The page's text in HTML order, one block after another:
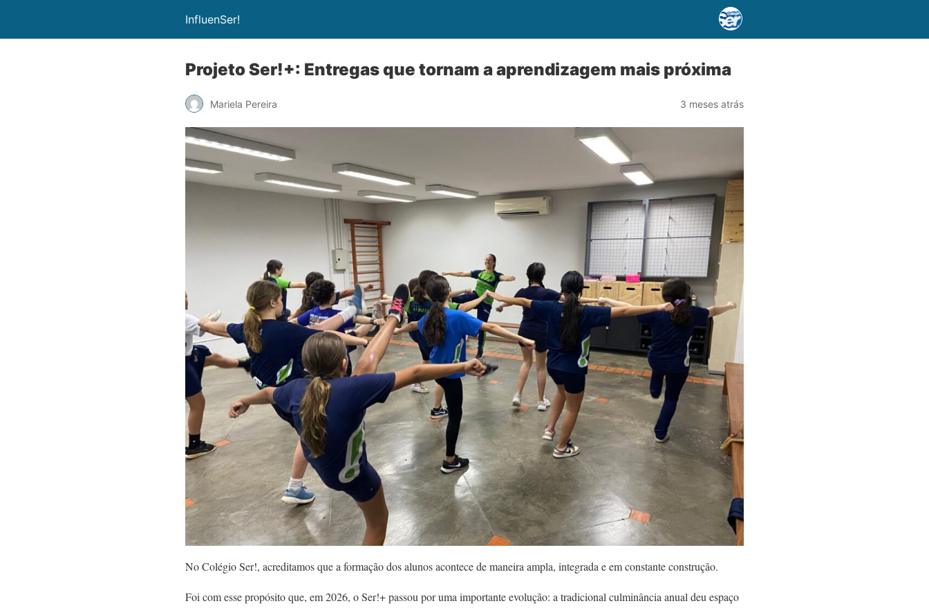
InfluenSer!
Projeto Ser!+: Entregas que tornam a aprendizagem mais próxima
Mariela Pereira 3 meses atrás
No Colégio Ser!, acreditamos que a formação dos alunos acontece de maneira ampla, integrada e em constante construção.
Foi com esse propósito que, em 2026, o Ser!+ passou por uma importante evolução: a tradicional culminância anual deu espaço